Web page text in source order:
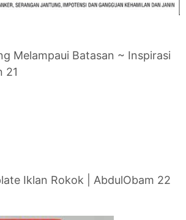
Melampaui Batasan ~ Inspirasi
21
Iklan Rokok | AbdulObam 22